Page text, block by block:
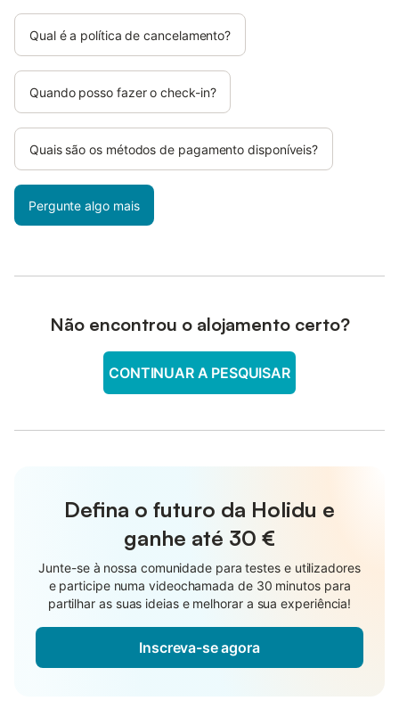
Qual é a política de cancelamento?
Quando posso fazer o check-in?
Quais são os métodos de pagamento disponíveis?
Pergunte algo mais
Não encontrou o alojamento certo?
CONTINUAR A PESQUISAR
Defina o futuro da Holidu e
ganhe até 30 €
Junte-se à nossa comunidade para testes e utilizadores
e participe numa videochamada de 30 minutos para
partilhar as suas ideias e melhorar a sua experiência!
Inscreva-se agora